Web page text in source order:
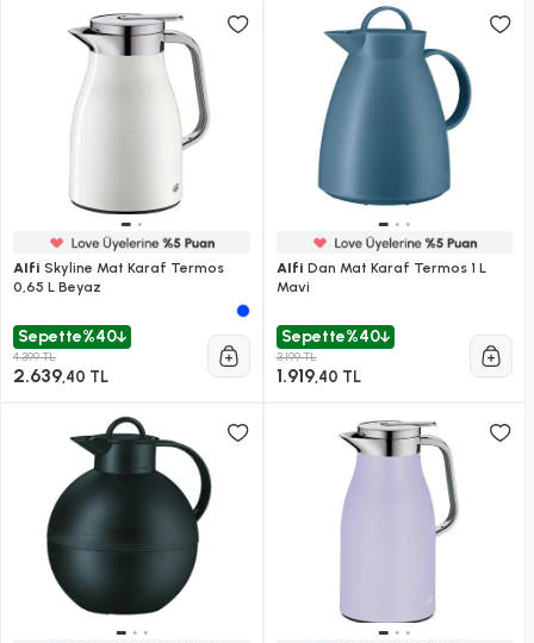
Alfi Skyline Mat Karaf Termos
0,65 L Beyaz
Sepette%40
4.399 TL
2.639,40 TL
Alfi Dan Mat Karaf Termos 1 L
Mavi
Sepette%40
3.199 TL
1.919,40 TL